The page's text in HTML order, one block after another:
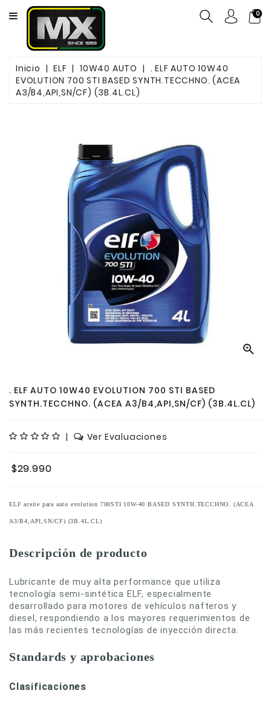
CATEGORY
NEUMÁTICOS
ACEITES
MOTOS
0
Inicio ELF 10W40 AUTO
. ELF AUTO 10W40
EVOLUTION 700 STI BASED SYNTH.TECCHNO. (ACEA
A3/B4,API,SN/CF) (3B.4L.CL)

. ELF AUTO 10W40 EVOLUTION 700 STI BASED
SYNTH.TECCHNO. (ACEA A3/B4,API,SN/CF) (3B.4L.CL)
| Ver Evaluaciones
$29.990
ELF aceite para auto evolution 700STI 10W-40 BASED SYNTH.TECCHNO. (ACEA
A3/B4,API,SN/CF) (3B.4L.CL)
Descripción de producto
Lubricante de muy alta performance que utiliza
tecnología semi-sintética ELF, especialmente
desarrollado para motores de vehículos nafteros y
diesel, respondiendo a los mayores requerimientos de
las más recientes tecnologías de inyección directa.
Standards y aprobaciones
Clasificaciones